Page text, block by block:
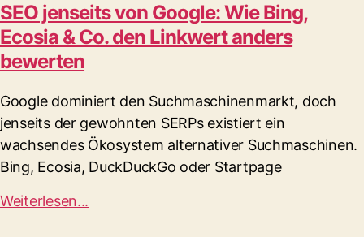
SEO jenseits von Google: Wie Bing,
Ecosia & Co. den Linkwert anders
bewerten
Google dominiert den Suchmaschinenmarkt, doch
jenseits der gewohnten SERPs existiert ein
wachsendes Ökosystem alternativer Suchmaschinen.
Bing, Ecosia, DuckDuckGo oder Startpage
Weiterlesen...